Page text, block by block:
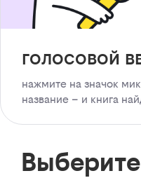
голосовой
нажмите на значок
название – и книга